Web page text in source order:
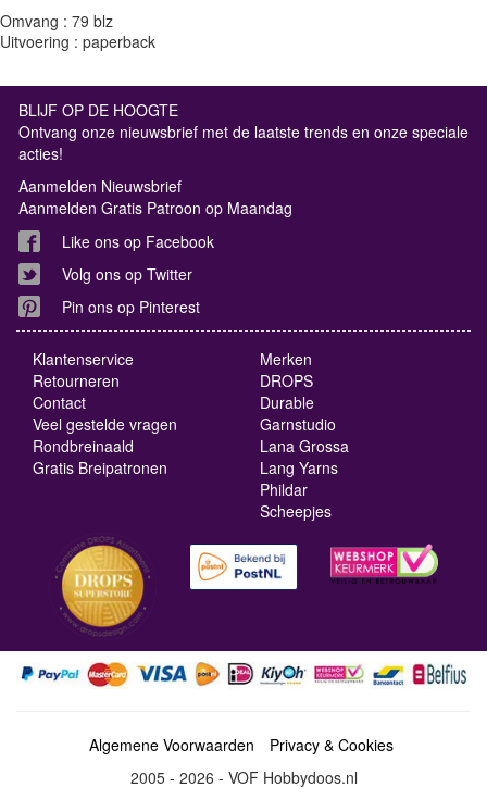
Omvang : 79 blz
Uitvoering : paperback
BLIJF OP DE HOOGTE
Ontvang onze nieuwsbrief met de laatste trends en onze speciale
acties!
Aanmelden Nieuwsbrief
Aanmelden Gratis Patroon op Maandag
Like ons op Facebook
Volg ons op Twitter
Pin ons op Pinterest
Klantenservice
Retourneren
Contact
Veel gestelde vragen
Rondbreinaald
Gratis Breipatronen
Merken
DROPS
Durable
Garnstudio
Lana Grossa
Lang Yarns
Phildar
Scheepjes
Algemene Voorwaarden
Privacy & Cookies
2005 - 2026 - VOF Hobbydoos.nl